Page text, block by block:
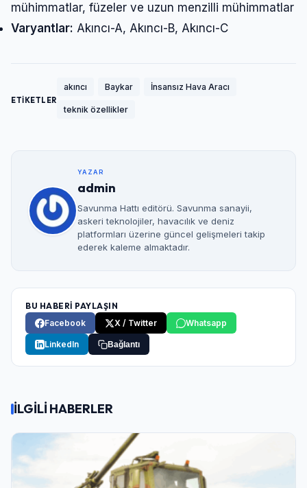
mühimmatlar, füzeler ve uzun menzilli mühimmatlar
Varyantlar: Akıncı-A, Akıncı-B, Akıncı-C
ETİKETLER
akıncı Baykar İnsansız Hava Aracı
teknik özellikler
YAZAR
admin
Savunma Hattı editörü. Savunma sanayii,
askeri teknolojiler, havacılık ve deniz
platformları üzerine güncel gelişmeleri takip
ederek kaleme almaktadır.
BU HABERİ PAYLAŞIN
Facebook
X / Twitter Whatsapp
LinkedIn Bağlantı
İLGİLİ HABERLER